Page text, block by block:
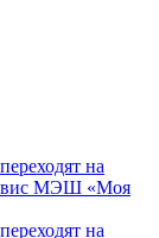
на
МЭШ «Моя
на